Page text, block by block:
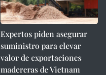
Expertos piden asegurar
suministro para elevar
valor de exportaciones
madereras de Vietnam